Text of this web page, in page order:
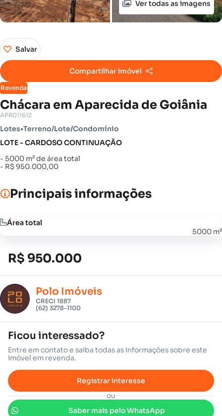
Ver todas as imagens
Revenda
Chácara em Aparecida de Goiânia
Salvar
Compartilhar imóvel
APR011612
Lotes•Terreno/Lote/Condomínio
LOTE - CARDOSO CONTINUAÇÃO
- 5000 m² de área total
- R$ 950.000,00
Principais informações
Área total
5000 m²
R$ 950.000
Polo Imóveis
CRECI 1887
(62) 3278-1100
Ficou interessado?
Entre em contato e saiba todas as informações sobre este
imóvel em revenda.
Registrar interesse
ou
Saber mais pelo WhatsApp